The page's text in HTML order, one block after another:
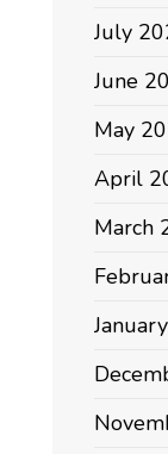
July
June
May
April
March